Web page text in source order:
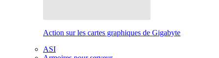
Action sur les cartes graphiques de Gigabyte
ASI